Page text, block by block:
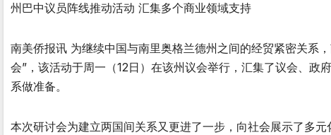
州巴中议员阵线推动活动 汇集多个商业领域支持
南美侨报讯 为继续中国与南里奥格兰德州之间的经贸紧密关系
会”，该活动于周一（12日）在该州议会举行，汇集了议会、
系做准备。
本次研讨会为建立两国间关系又更进了一步，向社会展示了多